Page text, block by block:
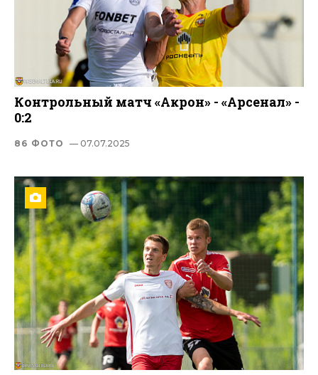
Контрольный матч «Акрон» - «Арсенал» -
0:2
86 ФОТО — 07.07.2025